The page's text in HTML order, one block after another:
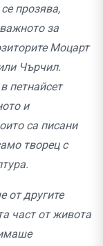
прозява,
за
Моцарт
Чърчил.
петнайсет
и
са писани
творец с
от другите
част от живота